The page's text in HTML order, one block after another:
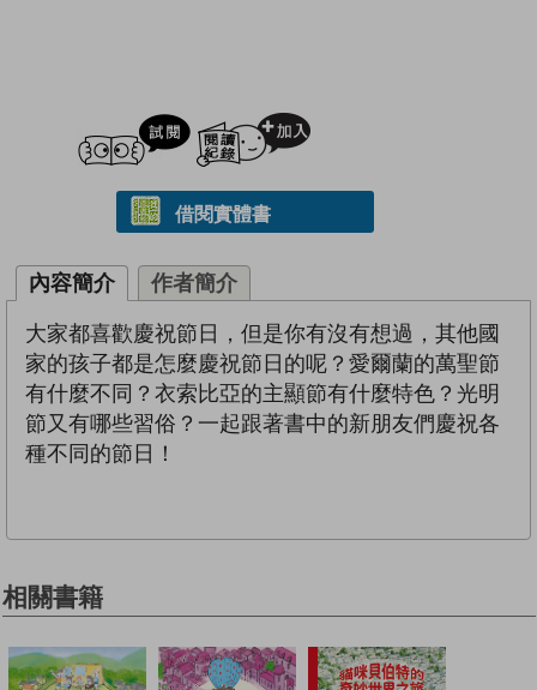
試閲
借閱實體書
內容簡介 作者簡介
大家都喜歡慶祝節日，但是你有沒有想過，其他國
家的孩子都是怎麼慶祝節日的呢？愛爾蘭的萬聖節
有什麼不同？衣索比亞的主顯節有什麼特色？光明
節又有哪些習俗？一起跟著書中的新朋友們慶祝各
種不同的節日！
相關書籍